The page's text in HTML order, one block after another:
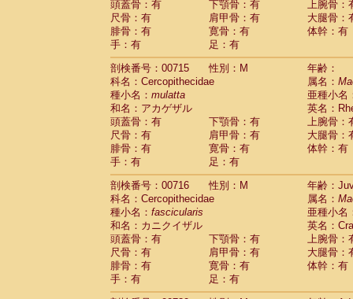
Atelidae Ateles paniscus
Atelidae Atelesspp.
Atelidae Lagothrix lagothricha
AtelidaeLagothrix lagothricha cana(0)
Pitheciidae
Cacajao calvus
PitheciidaeCallicebus cupreus(0)
Pitheciidae Callicebus donacophilus(0)
Pitheciidae Callicebus moloch(0)
Pitheciidae Callicebus torquatus(0)
Pitheciidae Callicebus
Pitheciidae Chiropotes satanas
Pitheciidae Pithecia monachus
Pitheciidae Pithecia pithecia (0)
Cercopithecidae Cercocebus agilis (0)
Cercopithecidae
Cercocebus
Cercopithecidae
Cercocebus
CercopithecidaeCercocebus
CercopithecidaeCercocebus
CercopithecidaeCercocebus hybrid(0)
CercopithecidaeCercocebus
頭蓋骨：有
下顎骨：有
上腕骨：
尺骨：有
肩甲骨：有
大腿骨：
腓骨：有
寛骨：有
体幹：有
手：有
足：有
剖検番号：00715
性別：M
年齢：
科名：Cercopithecidae
属名：
種小名： mulatta
亜種小名
和名：アカゲザル
英名：
頭蓋骨：有
下顎骨：有
上腕骨：
尺骨：有
肩甲骨：有
大腿骨：
腓骨：有
寛骨：有
体幹：有
手：有
足：有
剖検番号：00716
性別：M
年齢：
科名：Cercopithecidae
属名：
種小名： fascicularis
亜種小名
和名：カニクイザル
英名：
頭蓋骨：有
下顎骨：有
上腕骨：
尺骨：有
肩甲骨：有
大腿骨：
腓骨：有
寛骨：有
体幹：有
手：有
足：有